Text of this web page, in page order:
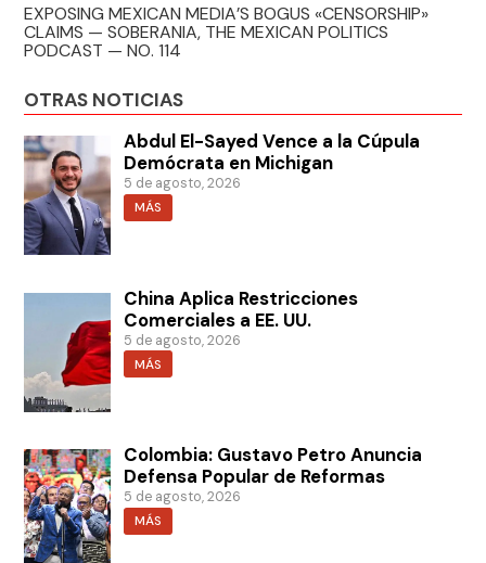
EXPOSING MEXICAN MEDIA’S BOGUS «CENSORSHIP»
CLAIMS — SOBERANIA, THE MEXICAN POLITICS
PODCAST — NO. 114
OTRAS NOTICIAS
Abdul El-Sayed Vence a la Cúpula
Demócrata en Michigan
5 de agosto, 2026
MÁS
China Aplica Restricciones
Comerciales a EE. UU.
5 de agosto, 2026
MÁS
Colombia: Gustavo Petro Anuncia
Defensa Popular de Reformas
5 de agosto, 2026
MÁS